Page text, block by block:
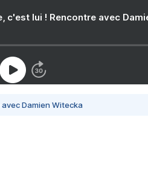
c'est lui ! Rencontre avec
Damien Witecka